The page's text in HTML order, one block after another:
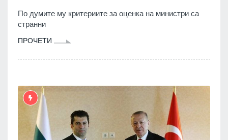
По думите му критериите за оценка на министри са
странни
ПРОЧЕТИ